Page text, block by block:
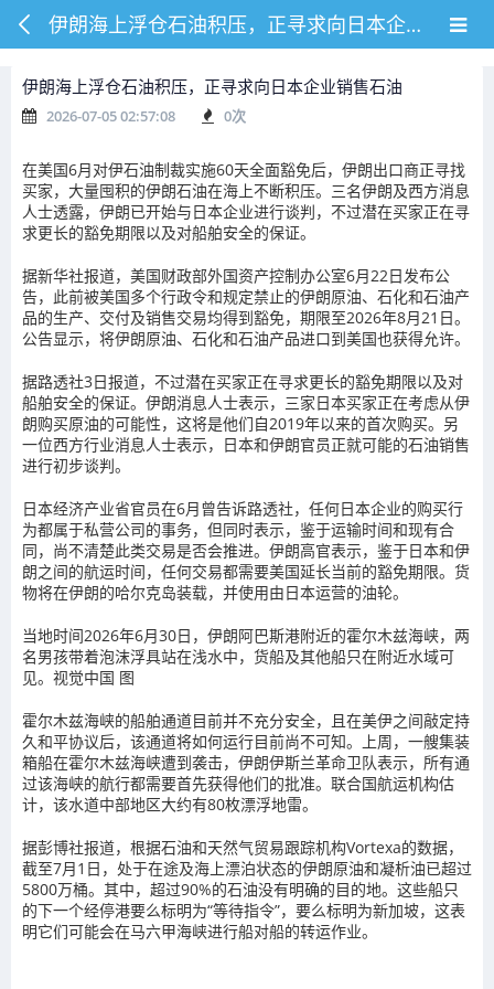
伊朗海上浮仓石油积压，正寻求向日本企业销售石油
伊朗海上浮仓石油积压，正寻求向日本企业销售石油
2026-07-05 02:57:08 0次
在美国6月对伊石油制裁实施60天全面豁免后，伊朗出口商正寻找
买家，大量囤积的伊朗石油在海上不断积压。三名伊朗及西方消息
人士透露，伊朗已开始与日本企业进行谈判，不过潜在买家正在寻
求更长的豁免期限以及对船舶安全的保证。
据新华社报道，美国财政部外国资产控制办公室6月22日发布公
告，此前被美国多个行政令和规定禁止的伊朗原油、石化和石油产
品的生产、交付及销售交易均得到豁免，期限至2026年8月21日。
公告显示，将伊朗原油、石化和石油产品进口到美国也获得允许。
据路透社3日报道，不过潜在买家正在寻求更长的豁免期限以及对
船舶安全的保证。伊朗消息人士表示，三家日本买家正在考虑从伊
朗购买原油的可能性，这将是他们自2019年以来的首次购买。另
一位西方行业消息人士表示，日本和伊朗官员正就可能的石油销售
进行初步谈判。
日本经济产业省官员在6月曾告诉路透社，任何日本企业的购买行
为都属于私营公司的事务，但同时表示，鉴于运输时间和现有合
同，尚不清楚此类交易是否会推进。伊朗高官表示，鉴于日本和伊
朗之间的航运时间，任何交易都需要美国延长当前的豁免期限。货
物将在伊朗的哈尔克岛装载，并使用由日本运营的油轮。
当地时间2026年6月30日，伊朗阿巴斯港附近的霍尔木兹海峡，两
名男孩带着泡沫浮具站在浅水中，货船及其他船只在附近水域可
见。视觉中国 图
霍尔木兹海峡的船舶通道目前并不充分安全，且在美伊之间敲定持
久和平协议后，该通道将如何运行目前尚不可知。上周，一艘集装
箱船在霍尔木兹海峡遭到袭击，伊朗伊斯兰革命卫队表示，所有通
过该海峡的航行都需要首先获得他们的批准。联合国航运机构估
计，该水道中部地区大约有80枚漂浮地雷。
据彭博社报道，根据石油和天然气贸易跟踪机构Vortexa的数据，
截至7月1日，处于在途及海上漂泊状态的伊朗原油和凝析油已超过
5800万桶。其中，超过90%的石油没有明确的目的地。这些船只
的下一个经停港要么标明为“等待指令”，要么标明为新加坡，这表
明它们可能会在马六甲海峡进行船对船的转运作业。